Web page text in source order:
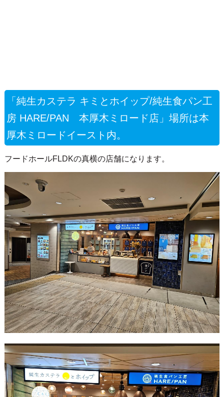
「純生カステラ キミとホイップ/純生食パン工
房 HARE/PAN 本厚木ミロード店」場所は本
厚木ミロードイースト内。
フードホールFLDKの真横の店舗になります。